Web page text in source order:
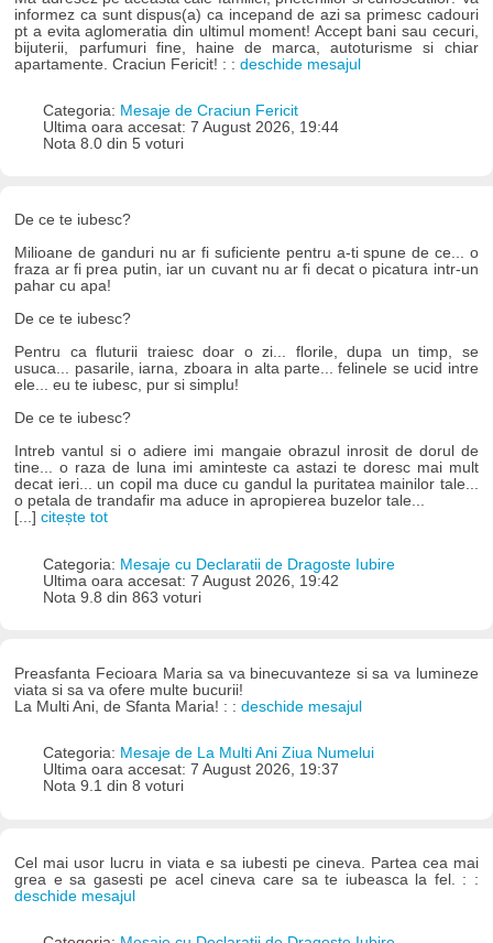
informez ca sunt dispus(a) ca incepand de azi sa primesc cadouri
pt a evita aglomeratia din ultimul moment! Accept bani sau cecuri,
bijuterii, parfumuri fine, haine de marca, autoturisme si chiar
apartamente. Craciun Fericit! : :deschide mesajul
Categoria: Mesaje de Craciun Fericit
Ultima oara accesat: 7 August 2026, 19:44
Nota 8.0 din 5 voturi
De ce te iubesc?
Milioane de ganduri nu ar fi suficiente pentru a-ti spune de ce... o
fraza ar fi prea putin, iar un cuvant nu ar fi decat o picatura intr-un
pahar cu apa!
De ce te iubesc?
Pentru ca fluturii traiesc doar o zi... florile, dupa un timp, se
usuca... pasarile, iarna, zboara in alta parte... felinele se ucid intre
ele... eu te iubesc, pur si simplu!
De ce te iubesc?
Intreb vantul si o adiere imi mangaie obrazul inrosit de dorul de
tine... o raza de luna imi aminteste ca astazi te doresc mai mult
decat ieri... un copil ma duce cu gandul la puritatea mainilor tale...
o petala de trandafir ma aduce in apropierea buzelor tale...
[...]citește tot
Categoria: Mesaje cu Declaratii de Dragoste Iubire
Ultima oara accesat: 7 August 2026, 19:42
Nota 9.8 din 863 voturi
Preasfanta Fecioara Maria sa va binecuvanteze si sa va lumineze
viata si sa va ofere multe bucurii!
La Multi Ani, de Sfanta Maria! : :deschide mesajul
Categoria: Mesaje de La Multi Ani Ziua Numelui
Ultima oara accesat: 7 August 2026, 19:37
Nota 9.1 din 8 voturi
Cel mai usor lucru in viata e sa iubesti pe cineva. Partea cea mai
grea e sa gasesti pe acel cineva care sa te iubeasca la fel. : :
deschide mesajul